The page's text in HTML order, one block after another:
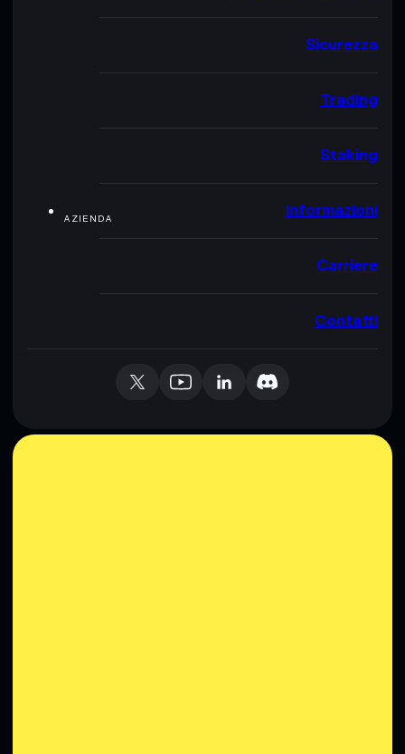
Sicurezza
Trading
Staking
AZIENDA Informazioni
Carriere
Contatti